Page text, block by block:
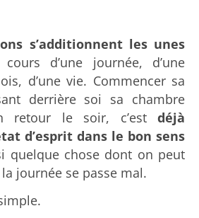
s’additionnent les unes
d’une journée, d’une
d’une vie. Commencer sa
derrière soi sa chambre
retour le soir, c’est déjà
d’esprit dans le bon sens
quelque chose dont on peut
journée se passe mal.